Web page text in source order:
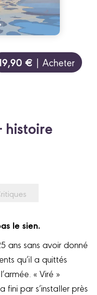
€ | Acheter
histoire
le sien.
ans sans avoir donné
qu’il a quittés
« Viré »
fini par s’installer près